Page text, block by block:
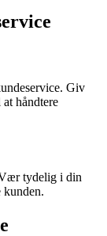
Giv
håndtere
tydelig i din
kunden.